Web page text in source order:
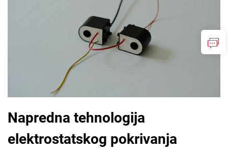
Napredna tehnologija
elektrostatskog pokrivanja